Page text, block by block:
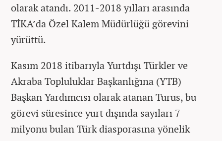
olarak atandı. 2011-2018 yılları arasında
TİKA’da Özel Kalem Müdürlüğü görevini
yürüttü.
Kasım 2018 itibarıyla Yurtdışı Türkler ve
Akraba Topluluklar Başkanlığına (YTB)
Başkan Yardımcısı olarak atanan Turus, bu
görevi süresince yurt dışında sayıları 7
milyonu bulan Türk diasporasına yönelik